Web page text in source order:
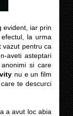
evident, iar prin
la urma
vazut pentru ca
aveti asteptari
si care
nu e un film
te descurci
a avut loc abia